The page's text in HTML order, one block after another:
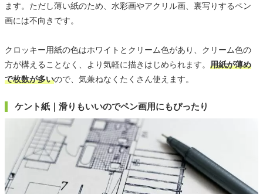
ます。ただし薄い紙のため、水彩画やアクリル画、裏写りするペン
画には不向きです。
クロッキー用紙の色はホワイトとクリーム色があり、クリーム色の
方が構えることなく、より気軽に描きはじめられます。 用紙が薄め
で枚数が多いので、気兼ねなくたくさん使えます。
ケント紙｜滑りもいいのでペン画用にもぴったり